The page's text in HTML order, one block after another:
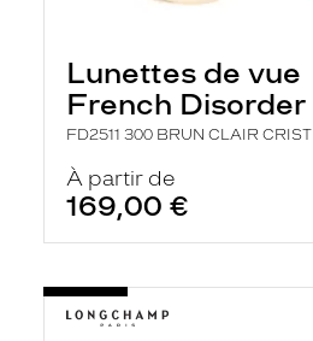
Lunettes de vue
French Disorder
FD2511 300 BRUN CLAIR CRIST
À partir de
169,00 €